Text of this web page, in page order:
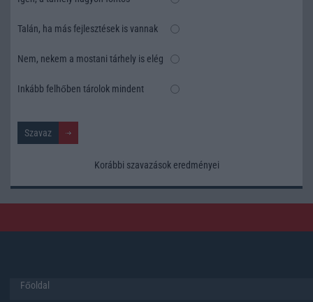
Talán, ha más fejlesztések is vannak
Nem, nekem a mostani tárhely is elég
Inkább felhőben tárolok mindent
Korábbi szavazások eredményei
Főoldal